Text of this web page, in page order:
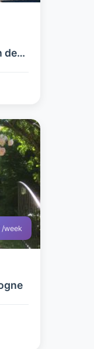
de
/week